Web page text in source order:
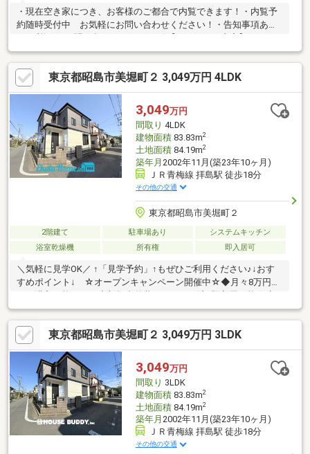
・現在空き家につき、お客様のご都合で内覧できます！・内覧予
約随時受付中 お気軽にお問い合わせください！・告知事項あ
チン新規交換・浴室新規交換・トイレ新規交換・洗面台新規交
換・給湯器新規交換・一部建具交換・クロス張替・フロアタイル
貼り・室内クリーニング・クッションフロア張替・白蟻点検・外
壁塗装・屋根塗装
東京都昭島市美堀町２ 3,049万円 4LDK
3,049万円
間取り 4LDK
建物面積83.83m2
土地面積84.19m2
築年月 2002年11月(築23年10ヶ月)
ＪＲ青梅線 拝島駅 徒歩18分
その他の交通
東京都昭島市美堀町２
2階建て 駐車場あり
システムキッチン
浴室乾燥機
所有権 即入居可
＼気軽に見学OK／ ↑「見学予約」↑もぜひご利用ください♪↓おす
すめポイント↓ ☆オープンキャンペーン開催中☆◆月々8万円台
から購入可能です！◆新規内外装リフォーム済♪即入居可能☆◆
北西角地で解放感◎◆庭付き4LDKで快適な生活☆◆安心の2年保
証！◆小学校徒歩5分！お子様の通学も安心♪－ Life Information
－◇ファミリーマート・・・徒歩約5分◇ヤオコー・・・徒歩約
16分◇拝島第二小学校・・・徒歩約5分＊オープンキャンペーン
詳細は下記の「プレゼント情報」をご覧ください☆＊いつでもお
気軽にお問い合わせください♪
東京都昭島市美堀町２ 3,049万円 3LDK
3,049万円
間取り 3LDK
建物面積83.83m2
土地面積84.19m2
築年月 2002年11月(築23年10ヶ月)
ＪＲ青梅線 拝島駅 徒歩18分
その他の交通